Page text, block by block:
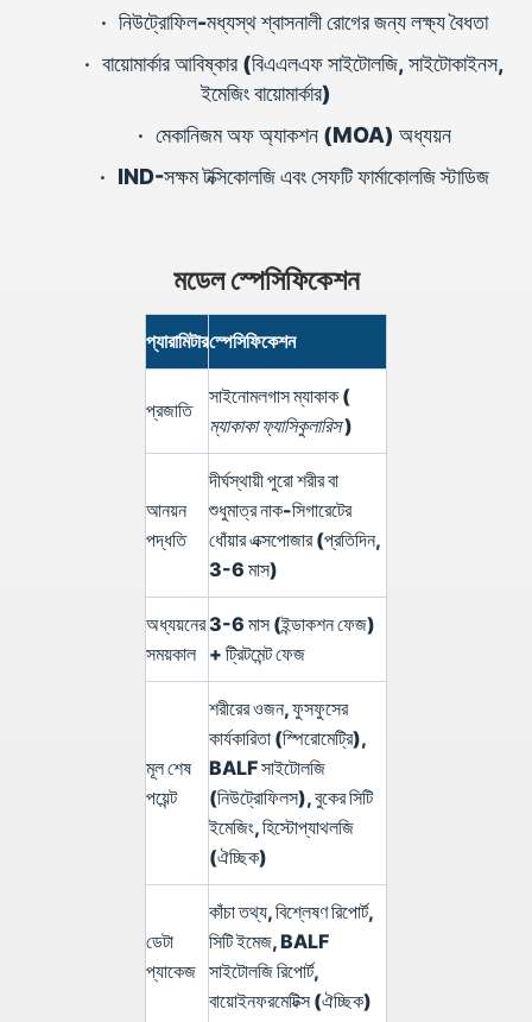
• নিউট্রোফিল-মধ্যস্থ শ্বাসনালী রোগের জন্য লক্ষ্য বৈধতা
• বায়োমার্কার আবিষ্কার (বিএএলএফ সাইটোলজি, সাইটোকাইনস,
ইমেজিং বায়োমার্কার)
• মেকানিজম অফ অ্যাকশন (MOA) অধ্যয়ন
• IND-সক্ষম টক্সিকোলজি এবং সেফটি ফার্মাকোলজি স্টাডিজ
মডেল স্পেসিফিকেশন
প্যারামিটারস্পেসিফিকেশন
প্রজাতি
সাইনোমলগাস ম্যাকাক (
ম্যাকাকা ফ্যাসিকুলারিস)
আনয়ন
পদ্ধতি
দীর্ঘস্থায়ী পুরো শরীর বা
শুধুমাত্র নাক-সিগারেটের
ধোঁয়ার এক্সপোজার (প্রতিদিন,
3-6 মাস)
অধ্যয়নের
সময়কাল
3-6 মাস (ইন্ডাকশন ফেজ)
+ ট্রিটমেন্ট ফেজ
মূল শেষ
পয়েন্ট
শরীরের ওজন, ফুসফুসের
কার্যকারিতা (স্পিরোমেট্রি),
BALF সাইটোলজি
(নিউট্রোফিলস), বুকের সিটি
ইমেজিং, হিস্টোপ্যাথলজি
(ঐচ্ছিক)
ডেটা
প্যাকেজ
কাঁচা তথ্য, বিশ্লেষণ রিপোর্ট,
সিটি ইমেজ, BALF
সাইটোলজি রিপোর্ট,
বায়োইনফরমেটিক্স (ঐচ্ছিক)